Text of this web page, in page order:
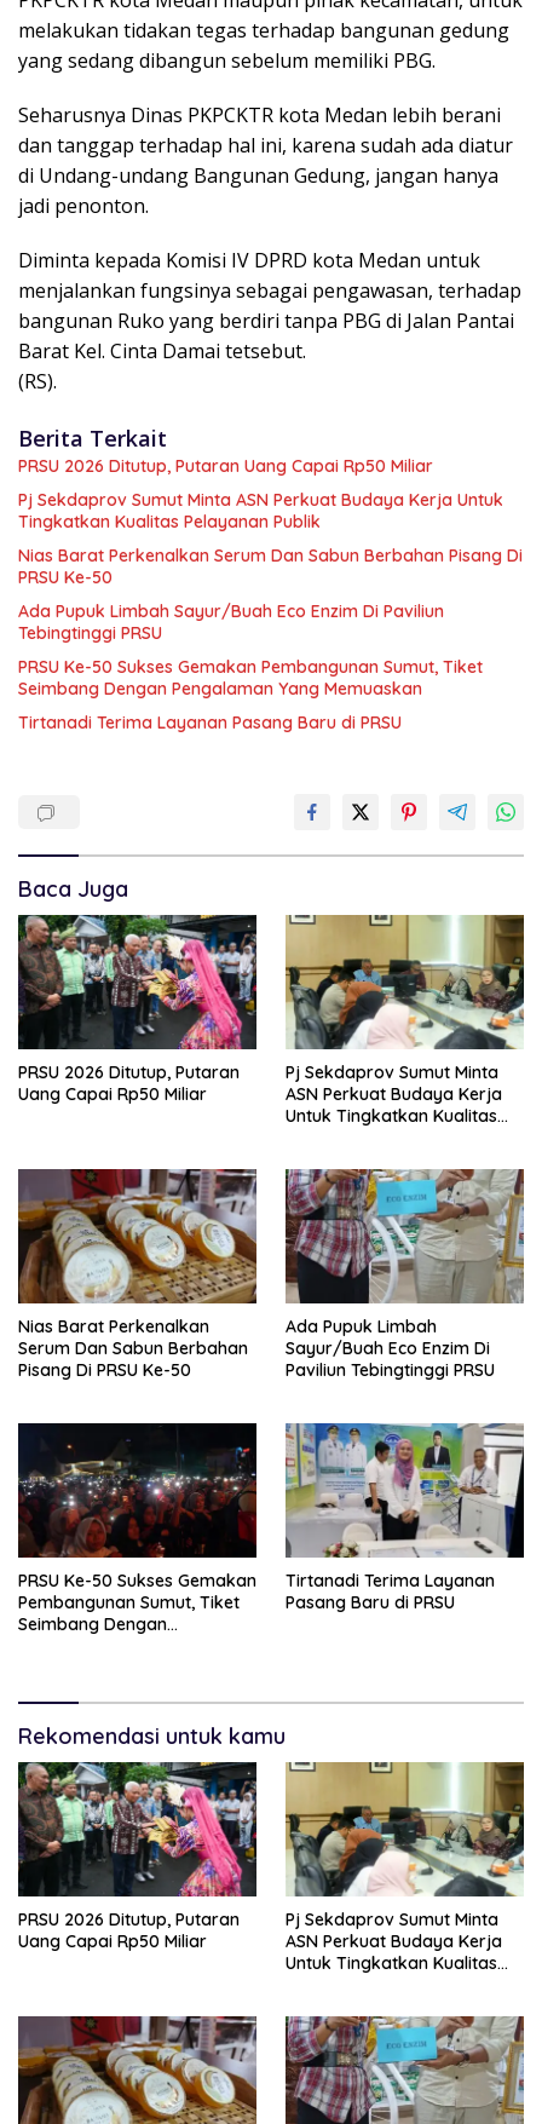
melakukan tidakan tegas terhadap bangunan gedung
yang sedang dibangun sebelum memiliki PBG.
Seharusnya Dinas PKPCKTR kota Medan lebih berani
dan tanggap terhadap hal ini, karena sudah ada diatur
di Undang-undang Bangunan Gedung, jangan hanya
jadi penonton.
Diminta kepada Komisi IV DPRD kota Medan untuk
menjalankan fungsinya sebagai pengawasan, terhadap
bangunan Ruko yang berdiri tanpa PBG di Jalan Pantai
Barat Kel. Cinta Damai tetsebut.
(RS).
Berita Terkait
PRSU 2026 Ditutup, Putaran Uang Capai Rp50 Miliar
Pj Sekdaprov Sumut Minta ASN Perkuat Budaya Kerja Untuk
Tingkatkan Kualitas Pelayanan Publik
Nias Barat Perkenalkan Serum Dan Sabun Berbahan Pisang Di
PRSU Ke-50
Ada Pupuk Limbah Sayur/Buah Eco Enzim Di Paviliun
Tebingtinggi PRSU
PRSU Ke-50 Sukses Gemakan Pembangunan Sumut, Tiket
Seimbang Dengan Pengalaman Yang Memuaskan
Tirtanadi Terima Layanan Pasang Baru di PRSU
Baca Juga
PRSU 2026 Ditutup, Putaran
Uang Capai Rp50 Miliar
Pj Sekdaprov Sumut Minta
ASN Perkuat Budaya Kerja
Untuk Tingkatkan Kualitas
Nias Barat Perkenalkan
Serum Dan Sabun Berbahan
Pisang Di PRSU Ke-50
Ada Pupuk Limbah
Sayur/Buah Eco Enzim Di
Paviliun Tebingtinggi PRSU
PRSU Ke-50 Sukses Gemakan
Pembangunan Sumut, Tiket
Seimbang Dengan
Tirtanadi Terima Layanan
Pasang Baru di PRSU
Rekomendasi untuk kamu
PRSU 2026 Ditutup, Putaran
Uang Capai Rp50 Miliar
Pj Sekdaprov Sumut Minta
ASN Perkuat Budaya Kerja
Untuk Tingkatkan Kualitas